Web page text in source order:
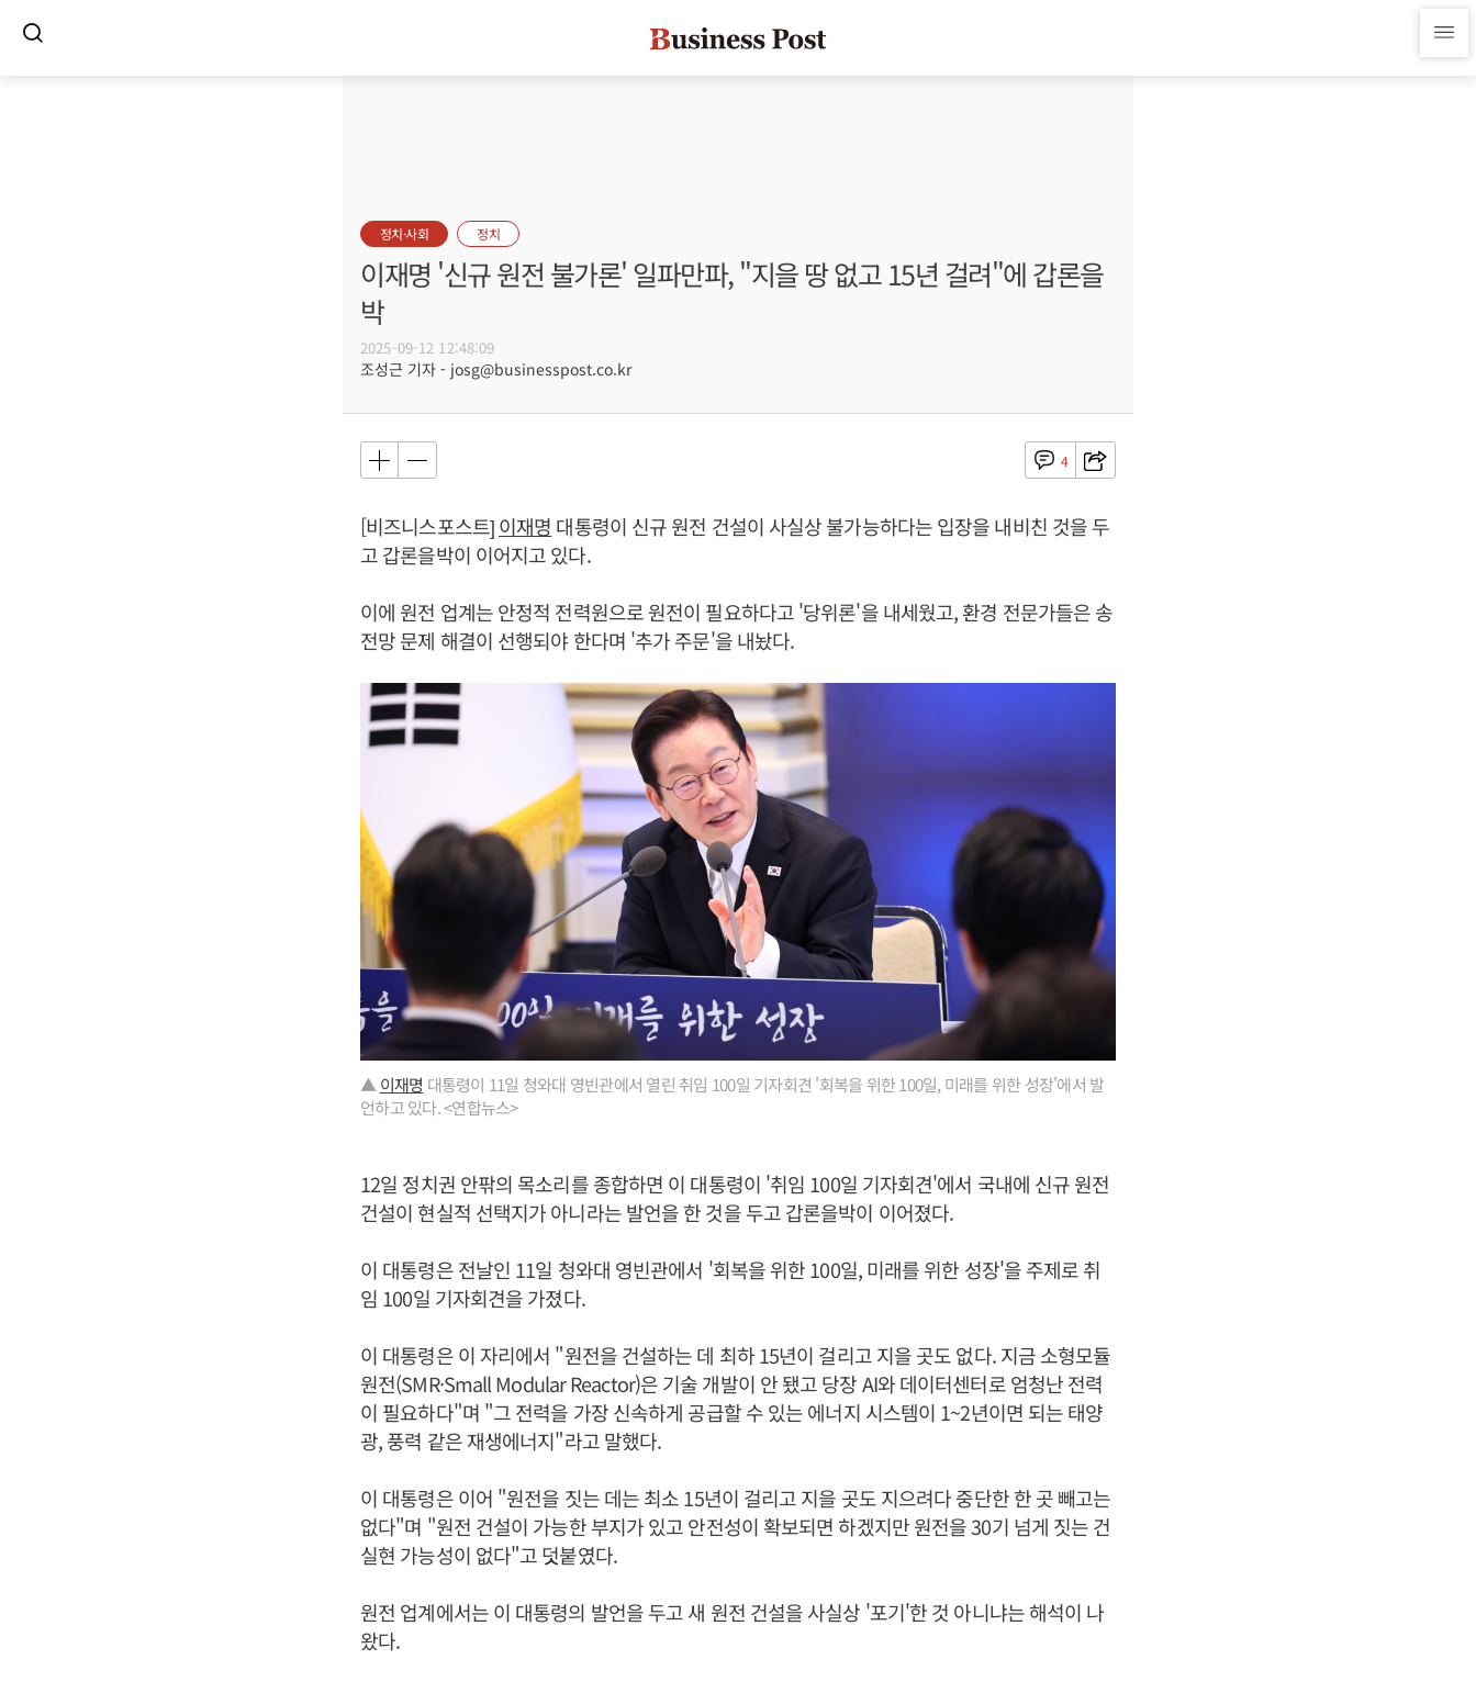
정치·사회 정치
이재명 '신규 원전 불가론' 일파만파, "지을 땅 없고 15년 걸려"에 갑론을
박
2025-09-12 12:48:09
조성근 기자 - josg@businesspost.co.kr
4
[비즈니스포스트]이재명 대통령이 신규 원전 건설이 사실상 불가능하다는 입장을 내비친 것을 두
고 갑론을박이 이어지고 있다.
이에 원전 업계는 안정적 전력원으로 원전이 필요하다고 '당위론'을 내세웠고, 환경 전문가들은 송
전망 문제 해결이 선행되야 한다며 '추가 주문'을 내놨다.
▲ 이재명 대통령이 11일 청와대 영빈관에서 열린 취임 100일 기자회견 '회복을 위한 100일, 미래를 위한 성장'에서 발
언하고 있다. <연합뉴스>
12일 정치권 안팎의 목소리를 종합하면 이 대통령이 '취임 100일 기자회견'에서 국내에 신규 원전
건설이 현실적 선택지가 아니라는 발언을 한 것을 두고 갑론을박이 이어졌다.
이 대통령은 전날인 11일 청와대 영빈관에서 '회복을 위한 100일, 미래를 위한 성장'을 주제로 취
임 100일 기자회견을 가졌다.
이 대통령은 이 자리에서 "원전을 건설하는 데 최하 15년이 걸리고 지을 곳도 없다. 지금 소형모듈
원전(SMR·Small Modular Reactor)은 기술 개발이 안 됐고 당장 AI와 데이터센터로 엄청난 전력
이 필요하다"며 "그 전력을 가장 신속하게 공급할 수 있는 에너지 시스템이 1~2년이면 되는 태양
광, 풍력 같은 재생에너지"라고 말했다.
이 대통령은 이어 "원전을 짓는 데는 최소 15년이 걸리고 지을 곳도 지으려다 중단한 한 곳 빼고는
없다"며 "원전 건설이 가능한 부지가 있고 안전성이 확보되면 하겠지만 원전을 30기 넘게 짓는 건
실현 가능성이 없다"고 덧붙였다.
원전 업계에서는 이 대통령의 발언을 두고 새 원전 건설을 사실상 '포기'한 것 아니냐는 해석이 나
왔다.